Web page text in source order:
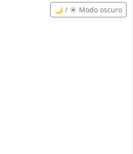
🌙 / ☀️ Modo oscuro